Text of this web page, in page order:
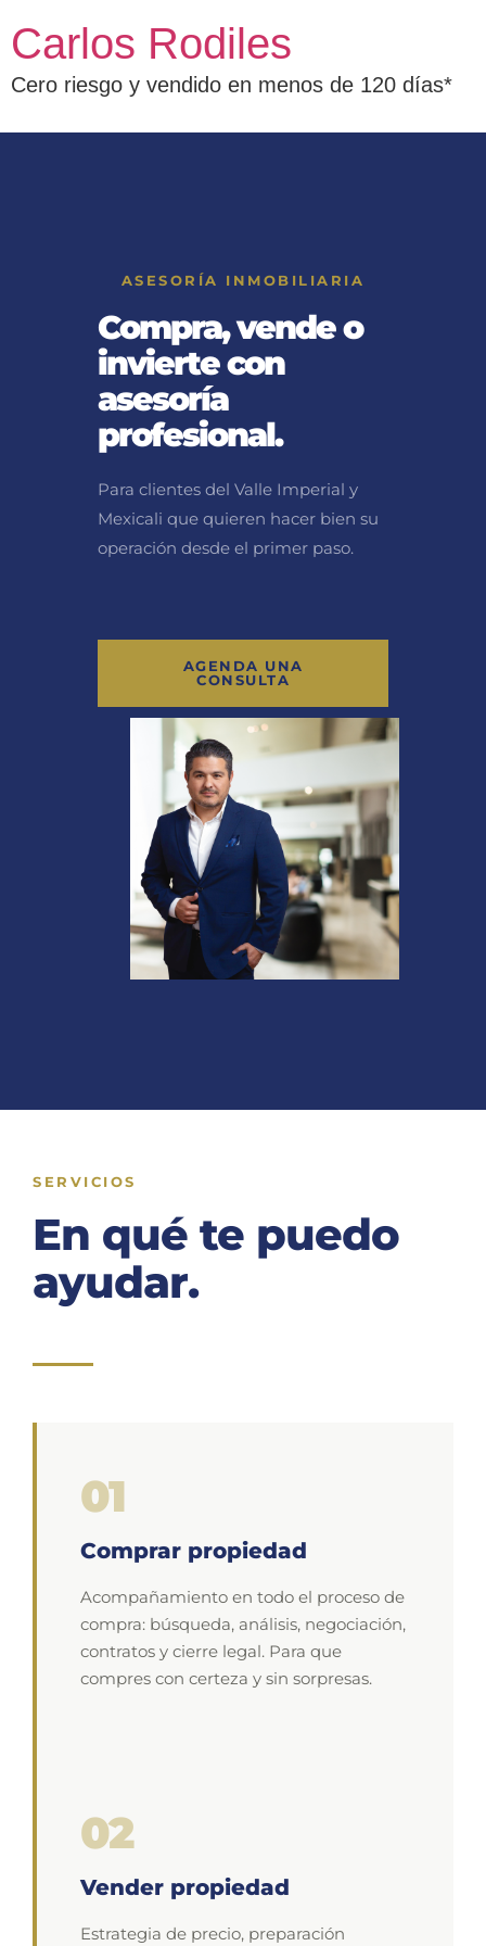
Carlos Rodiles
Cero riesgo y vendido en menos de 120 días*
ASESORÍA INMOBILIARIA
Compra, vende o
invierte con
asesoría
profesional.
Para clientes del Valle Imperial y
Mexicali que quieren hacer bien su
operación desde el primer paso.
AGENDA UNA
CONSULTA
SERVICIOS
En qué te puedo
ayudar.
01
Comprar propiedad
Acompañamiento en todo el proceso de
compra: búsqueda, análisis, negociación,
contratos y cierre legal. Para que
compres con certeza y sin sorpresas.
02
Vender propiedad
Estrategia de precio, preparación